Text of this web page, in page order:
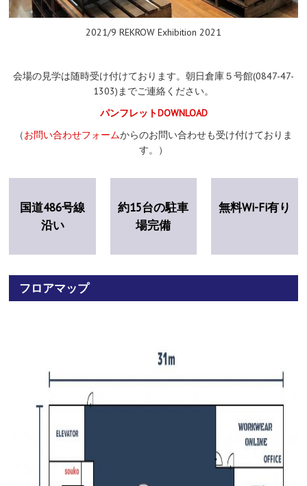
2021/9 REKROW Exhibition 2021
会場の見学は随時受け付けております。朝日倉庫５号館(0847-47-
1303)までご連絡ください。
パンフレットDOWNLOAD
（お問い合わせフォームからのお問い合わせも受け付けておりま
す。）
国道486号線
沿い
約15台の駐車
場完備
無料Wi-Fi有り
フロアマップ